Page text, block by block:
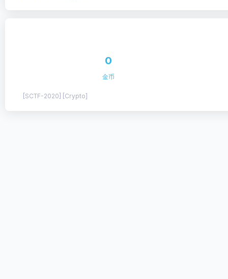
0
金币
[SCTF-2020] [Crypto]